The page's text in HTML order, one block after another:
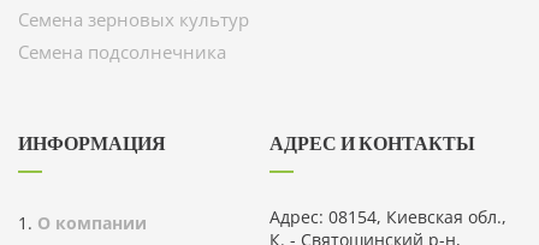
Семена зерновых культур
Семена подсолнечника
ИНФОРМАЦИЯ
О компании
АДРЕС И КОНТАКТЫ
Адрес: 08154, Киевская обл.,
К. - Святошинский р-н,